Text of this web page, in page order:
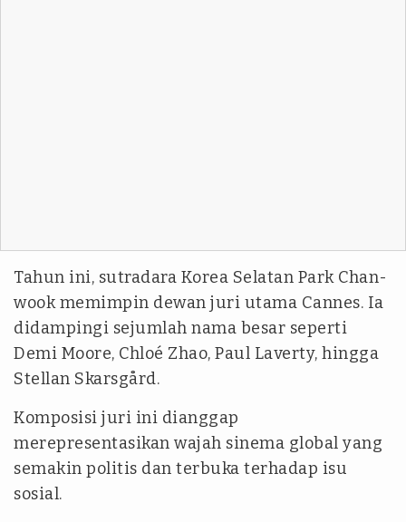
Tahun ini, sutradara Korea Selatan Park Chan-
wook memimpin dewan juri utama Cannes. Ia
didampingi sejumlah nama besar seperti
Demi Moore, Chloé Zhao, Paul Laverty, hingga
Stellan Skarsgård.
Komposisi juri ini dianggap
merepresentasikan wajah sinema global yang
semakin politis dan terbuka terhadap isu
sosial.